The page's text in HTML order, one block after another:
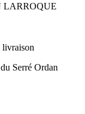
LARROQUE
livraison